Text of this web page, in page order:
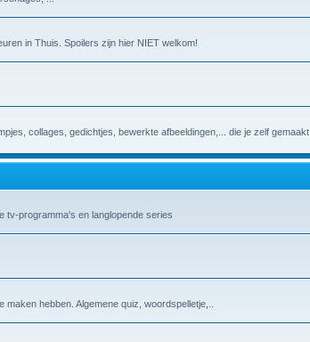
in Thuis. Spoilers zijn hier NIET welkom!
collages, gedichtjes, bewerkte afbeeldingen,... die je zelf gemaakt
tv-programma's en langlopende series
hebben. Algemene quiz, woordspelletje,..